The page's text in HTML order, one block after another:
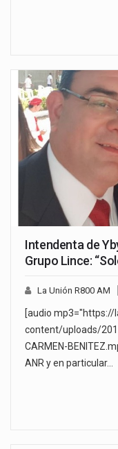
Intendenta de
Grupo Lince:
La Unión R800 AM
[audio
content/uploads/
CARMEN-
ANR y en particular…